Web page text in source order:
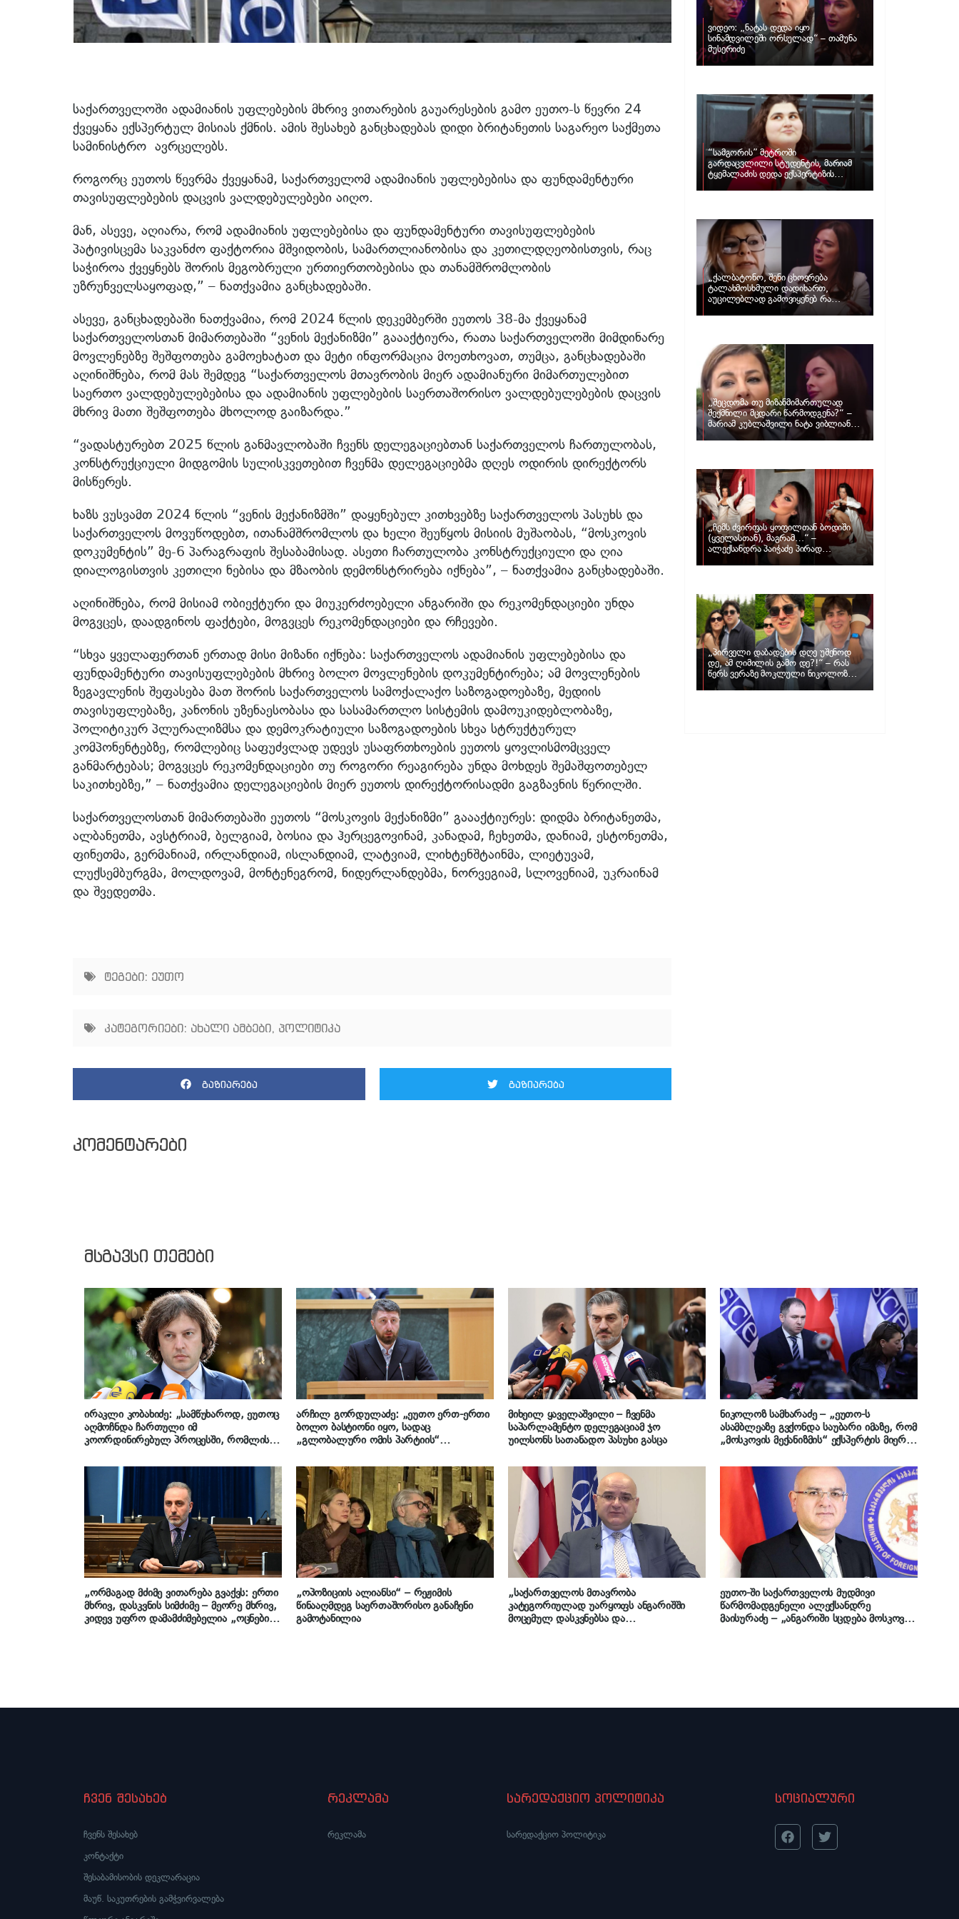
საქართველოში ადამიანის უფლებების მხრივ ვითარების გაუარესების გამო ეუთო-ს წევრი 24
ქვეყანა ექსპერტულ მისიას ქმნის. ამის შესახებ განცხადებას დიდი ბრიტანეთის საგარეო საქმეთა
სამინისტრო ავრცელებს.
როგორც ეუთოს წევრმა ქვეყანამ, საქართველომ ადამიანის უფლებებისა და ფუნდამენტური
თავისუფლებების დაცვის ვალდებულებები აიღო.
მან, ასევე, აღიარა, რომ ადამიანის უფლებებისა და ფუნდამენტური თავისუფლებების
პატივისცემა საკვანძო ფაქტორია მშვიდობის, სამართლიანობისა და კეთილდღეობისთვის, რაც
საჭიროა ქვეყნებს შორის მეგობრული ურთიერთობებისა და თანამშრომლობის
უზრუნველსაყოფად,” – ნათქვამია განცხადებაში.
ასევე, განცხადებაში ნათქვამია, რომ 2024 წლის დეკემბერში ეუთოს 38-მა ქვეყანამ
საქართველოსთან მიმართებაში “ვენის მექანიზმი” გაააქტიურა, რათა საქართველოში მიმდინარე
მოვლენებზე შეშფოთება გამოეხატათ და მეტი ინფორმაცია მოეთხოვათ, თუმცა, განცხადებაში
აღინიშნება, რომ მას შემდეგ “საქართველოს მთავრობის მიერ ადამიანური მიმართულებით
საერთო ვალდებულებებისა და ადამიანის უფლებების საერთაშორისო ვალდებულებების დაცვის
მხრივ მათი შეშფოთება მხოლოდ გაიზარდა.”
“ვადასტურებთ 2025 წლის განმავლობაში ჩვენს დელეგაციებთან საქართველოს ჩართულობას,
კონსტრუქციული მიდგომის სულისკვეთებით ჩვენმა დელეგაციებმა დღეს ოდირის დირექტორს
მისწერეს.
ხაზს ვუსვამთ 2024 წლის “ვენის მექანიზმში” დაყენებულ კითხვებზე საქართველოს პასუხს და
საქართველოს მოვუწოდებთ, ითანამშრომლოს და ხელი შეუწყოს მისიის მუშაობას, “მოსკოვის
დოკუმენტის” მე-6 პარაგრაფის შესაბამისად. ასეთი ჩართულობა კონსტრუქციული და ღია
დიალოგისთვის კეთილი ნებისა და მზაობის დემონსტრირება იქნება”, – ნათქვამია განცხადებაში.
აღინიშნება, რომ მისიამ ობიექტური და მიუკერძოებელი ანგარიში და რეკომენდაციები უნდა
მოგვცეს, დაადგინოს ფაქტები, მოგვცეს რეკომენდაციები და რჩევები.
“სხვა ყველაფერთან ერთად მისი მიზანი იქნება: საქართველოს ადამიანის უფლებებისა და
ფუნდამენტური თავისუფლებების მხრივ ბოლო მოვლენების დოკუმენტირება; ამ მოვლენების
ზეგავლენის შეფასება მათ შორის საქართველოს სამოქალაქო საზოგადოებაზე, მედიის
თავისუფლებაზე, კანონის უზენაესობასა და სასამართლო სისტემის დამოუკიდებლობაზე,
პოლიტიკურ პლურალიზმსა და დემოკრატიული საზოგადოების სხვა სტრუქტურულ
კომპონენტებზე, რომლებიც საფუძვლად უდევს უსაფრთხოების ეუთოს ყოვლისმომცველ
განმარტებას; მოგვცეს რეკომენდაციები თუ როგორი რეაგირება უნდა მოხდეს შემაშფოთებელ
საკითხებზე,” – ნათქვამია დელეგაციების მიერ ეუთოს დირექტორისადმი გაგზავნის წერილში.
საქართველოსთან მიმართებაში ეუთოს “მოსკოვის მექანიზმი” გაააქტიურეს: დიდმა ბრიტანეთმა,
ალბანეთმა, ავსტრიამ, ბელგიამ, ბოსია და ჰერცეგოვინამ, კანადამ, ჩეხეთმა, დანიამ, ესტონეთმა,
ფინეთმა, გერმანიამ, ირლანდიამ, ისლანდიამ, ლატვიამ, ლიხტენშტაინმა, ლიეტუვამ,
ლუქსემბურგმა, მოლდოვამ, მონტენეგრომ, ნიდერლანდებმა, ნორვეგიამ, სლოვენიამ, უკრაინამ
და შვედეთმა.
ტეგები: ეუთო
კატეგორიები: ახალი ამბები, პოლიტიკა
გაზიარება გაზიარება
კომენტარები
ვიდეო: „ნატას დედა იყო
სინამდვილეში ორსულად“ – თამუნა
მუსერიძე
“სამგორის” მეტროში
გარდაცვლილი სტუდენტის, მარიამ
ტყემალაძის დედა ექსპერტიზის
პასუხს აქვეყნებს – რა გახდა გოგონას
„ქალბატონო, შენი ცხოვრება
ტალახმოსხმული დადიხართ,
აუცილებლად გამოვიყენებ რა
ინფორმაციაც მაქვს“… – რა
„შეცდომა თუ მიზანმიმართულად
შექმნილი მცდარი წარმოდგენა?“ –
მარიამ კუბლაშვილი ნატა ვიბლიანის
საქმეზე ვიდეომიმართვას ავრცელებს
„ჩემს ძვირფას ყოფილთან ბოდიში
(ყველასთან), მაგრამ…“ –
ალექსანდრა პაიჭაძე პირად
„პირველი დაბადების დღე უშენოდ
დე, ამ ღიმილის გამო დე?!“ – რას
წერს ვერაზე მოკლული ნიკოლოზ
ღუნაშვილის დედა
მსგავსი თემები
ირაკლი კობახიძე: „სამწუხაროდ, ეუთოც
აღმოჩნდა ჩართული იმ
კოორდინირებულ პროცესში, რომლის
ქართველი ხალხის მიერ გამოხატულ
ნებასთან დაპირისპირება“
არჩილ გორდულაძე: „ეუთო ერთ-ერთი
ბოლო ბასტიონი იყო, სადაც
„გლობალური ომის პარტიის“
როგორც ჩანს, ისიც დაეცა“
მიხეილ ყაველაშვილი – ჩვენმა
საპარლამენტო დელეგაციამ ჯო
უილსონს სათანადო პასუხი გასცა
ნიკოლოზ სამხარაძე – „ეუთო-ს
ასამბლეაზე გვქონდა საუბარი იმაზე, რომ
„მოსკოვის მექანიზმის“ ექსპერტის მიერ
უზუსტობებს და ანგარიშში გამოთქმული
ბრალდებების მტკიცებულებები არ
არსებობს“
„ორმაგად მძიმე ვითარება გვაქვს: ერთი
მხრივ, დასკვნის სიმძიმე – მეორე მხრივ,
კიდევ უფრო დამამძიმებელია „ოცნების“
„ოპოზიციის ალიანსი“ – რეჟიმის
წინააღმდეგ საერთაშორისო განაჩენი
გამოტანილია
„საქართველოს მთავრობა
კატეგორიულად უარყოფს ანგარიშში
მოცემულ დასკვნებსა და
ეუთო-ში საქართველოს მუდმივი
წარმომადგენელი ალექსანდრე
მაისურაძე – „ანგარიში სცდება მოსკოვის
ჩვენ შესახებ
ჩვენს შესახებ
კონტაქტი
შესაბამისობის დეკლარაცია
მაუწ. საკუთრების გამჭვირვალება
რეკლამა
რეკლამა
სარედაქციო პოლიტიკა
სარედაქციო პოლიტიკა
სოციალური